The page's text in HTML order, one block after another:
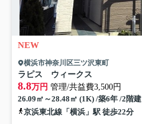
NEW
横浜市神奈川区三ツ沢東町
ラピス ウィークス
8.8万円 管理/共益費3,500円
26.09㎡～28.48㎡ (1K) /築6年 /2階建
京浜東北線「横浜」駅 徒歩22分